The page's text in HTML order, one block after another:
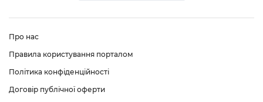
Про нас
Правила користування порталом
Політика конфіденційності
Договір публічної оферти